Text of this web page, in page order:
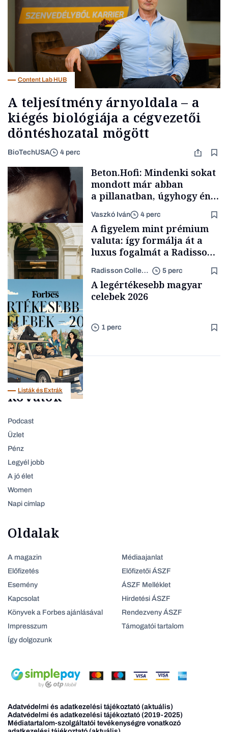
Content Lab HUB
A teljesítmény árnyoldala – a
kiégés biológiája a cégvezetői
döntéshozatal mögött
BioTechUSA 4 perc
Forbes-sztori
Beton.Hofi: Mindenki sokat
mondott már abban
a pillanatban, úgyhogy én
gondolataimat akartam
kimondani
Vaszkó Iván 4 perc
Támogatói tartalom
A figyelem mint prémium
valuta: így formálja át a
luxus fogalmát a Radisson
Budapest
Radisson Collection Hotel 5 perc
Listák és Extrák
A legértékesebb magyar
celebek 2026
1 perc
Rovatok
Podcast
Üzlet
Pénz
Legyél jobb
A jó élet
Women
Napi címlap
Oldalak
A magazin
Előfizetés
Esemény
Kapcsolat
Könyvek a Forbes ajánlásával
Impresszum
Így dolgozunk
Médiaajanlat
Előfizetői ÁSZF
ÁSZF Melléklet
Hirdetési ÁSZF
Rendezveny ÁSZF
Támogatói tartalom
Adatvédelmi és adatkezelési tájékoztató (aktuális)
Adatvédelmi és adatkezelési tájékoztató (2019-2025)
Médiatartalom-szolgáltatói tevékenységre vonatkozó